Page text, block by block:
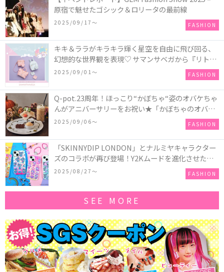
原宿で魅せたゴシック＆ロリータの最前線
2025/09/17〜 FASHION
キキ＆ララがキラキラ輝く星空を自由に飛び回る、
幻想的な世界観を表現♡ サマンサベガから『リトル
ツインスターズ』50周年アニバーサリーイヤー』を
2025/09/01〜 FASHION
Q-pot.23周年！ほっこり“かぼちゃ“姿のオバケちゃ
んがアニバーサリーをお祝い★「かぼちゃのオバケ
ーキアクセサリー」が新発売！Q-pot CAFE.では
「かぼちゃのオバケーキプレート」も登場
2025/09/06〜 FASHION
「SKINNYDIP LONDON」とナルミヤキャラクター
ズのコラボが再び登場！Y2Kムードを進化させた新
作コレクションを発売♪
2025/08/27〜 FASHION
SEE MORE